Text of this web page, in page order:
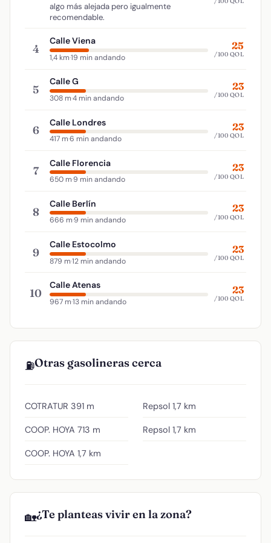
algo más alejada pero igualmente
recomendable.
4
Calle Viena
1,4 km·19 min andando
25
/100 QOL
5
Calle G
308 m·4 min andando
23
/100 QOL
6
Calle Londres
417 m·6 min andando
23
/100 QOL
7
Calle Florencia
650 m·9 min andando
23
/100 QOL
8
Calle Berlín
666 m·9 min andando
23
/100 QOL
9
Calle Estocolmo
879 m·12 min andando
23
/100 QOL
10
Calle Atenas
967 m·13 min andando
23
/100 QOL
⛽Otras gasolineras cerca
COTRATUR 391 m
COOP. HOYA 713 m
COOP. HOYA 1,7 km
Repsol 1,7 km
Repsol 1,7 km
🏡¿Te planteas vivir en la zona?